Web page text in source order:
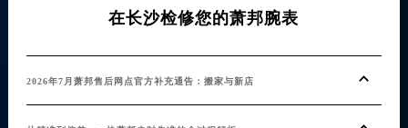
在长沙检修您的萧邦腕表
2026年7月萧邦售后网点官方补充通告：搬家与新店